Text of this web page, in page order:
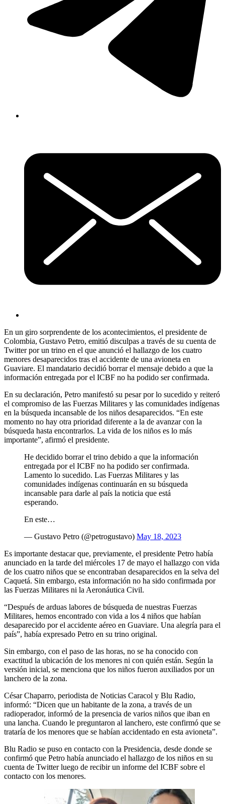
En un giro sorprendente de los acontecimientos, el presidente de
Colombia, Gustavo Petro, emitió disculpas a través de su cuenta de
Twitter por un trino en el que anunció el hallazgo de los cuatro
menores desaparecidos tras el accidente de una avioneta en
Guaviare. El mandatario decidió borrar el mensaje debido a que la
información entregada por el ICBF no ha podido ser confirmada.
En su declaración, Petro manifestó su pesar por lo sucedido y reiteró
el compromiso de las Fuerzas Militares y las comunidades indígenas
en la búsqueda incansable de los niños desaparecidos. “En este
momento no hay otra prioridad diferente a la de avanzar con la
búsqueda hasta encontrarlos. La vida de los niños es lo más
importante”, afirmó el presidente.
He decidido borrar el trino debido a que la información
entregada por el ICBF no ha podido ser confirmada.
Lamento lo sucedido. Las Fuerzas Militares y las
comunidades indígenas continuarán en su búsqueda
incansable para darle al país la noticia que está
esperando.
En este…
— Gustavo Petro (@petrogustavo) May 18, 2023
Es importante destacar que, previamente, el presidente Petro había
anunciado en la tarde del miércoles 17 de mayo el hallazgo con vida
de los cuatro niños que se encontraban desaparecidos en la selva del
Caquetá. Sin embargo, esta información no ha sido confirmada por
las Fuerzas Militares ni la Aeronáutica Civil.
“Después de arduas labores de búsqueda de nuestras Fuerzas
Militares, hemos encontrado con vida a los 4 niños que habían
desaparecido por el accidente aéreo en Guaviare. Una alegría para el
país”, había expresado Petro en su trino original.
Sin embargo, con el paso de las horas, no se ha conocido con
exactitud la ubicación de los menores ni con quién están. Según la
versión inicial, se menciona que los niños fueron auxiliados por un
lanchero de la zona.
César Chaparro, periodista de Noticias Caracol y Blu Radio,
informó: “Dicen que un habitante de la zona, a través de un
radioperador, informó de la presencia de varios niños que iban en
una lancha. Cuando le preguntaron al lanchero, este confirmó que se
trataría de los menores que se habían accidentado en esta avioneta”.
Blu Radio se puso en contacto con la Presidencia, desde donde se
confirmó que Petro había anunciado el hallazgo de los niños en su
cuenta de Twitter luego de recibir un informe del ICBF sobre el
contacto con los menores.